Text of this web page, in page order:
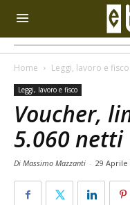
Home Leggi, lavoro e fisco
Leggi, lavoro e fisco
Voucher,
5.060 netti
Di Massimo Mazzanti - 29 Aprile